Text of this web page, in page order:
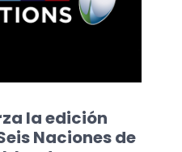
la edición
Naciones de